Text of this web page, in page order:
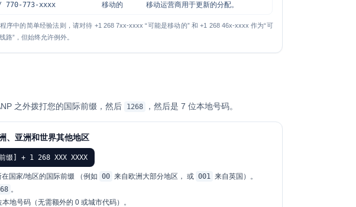
770-773-xxxx 移动的 移动运营商用于更新的分配。
序中的简单经验法则，请对待 +1 268 7xx-xxxx “可能是移动的” 和+1 268 46x-xxxx 作为“可
路”，但始终允许例外。
之外拨打您的国际前缀，然后 1268 ，然后是 7 位本地号码。
、亚洲和世界其他地区
前缀] + 1 268 XXX XXXX
国家/地区的国际前缀 （例如 00 来自欧洲大部分地区， 或 001 来自英国）。
。
地号码（无需额外的 0 或城市代码）。